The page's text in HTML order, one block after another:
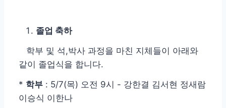
졸업 축하
학부 및 석,박사 과정을 마친 지체들이 아래와
같이 졸업식을 합니다.
* 학부 : 5/7(목) 오전 9시 - 강한결 김서현 정새람
이승식 이한나